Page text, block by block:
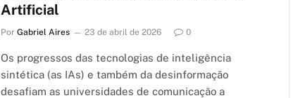
Artificial
Por Gabriel Aires 23 de abril de 2026 0
Os progressos das tecnologias de inteligência
sintética (as IAs) e também da desinformação
desafiam as universidades de comunicação a